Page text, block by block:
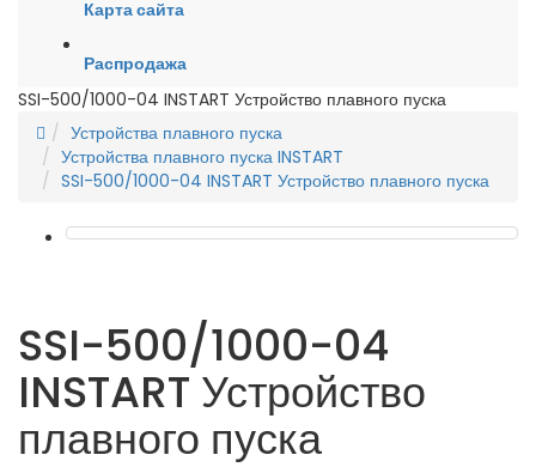
Карта сайта
Распродажа
SSI-500/1000-04 INSTART Устройство плавного пуска
Устройства плавного пуска
Устройства плавного пуска INSTART
SSI-500/1000-04 INSTART Устройство плавного пуска
SSI-500/1000-04
INSTART Устройство
плавного пуска